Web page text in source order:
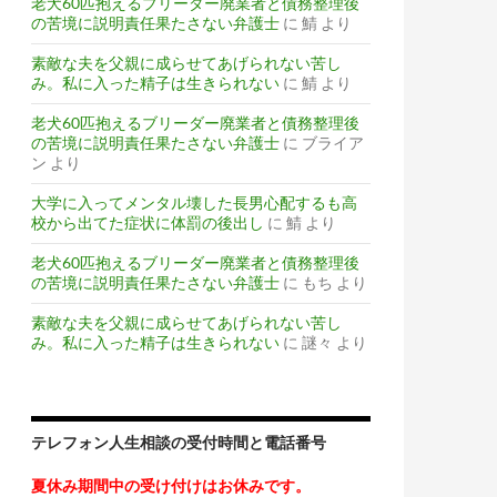
の苦境に説明責任果たさない弁護士 に 鯖 より
素敵な夫を父親に成らせてあげられない苦し
み。私に入った精子は生きられない に 鯖 より
老犬60匹抱えるブリーダー廃業者と債務整理後
の苦境に説明責任果たさない弁護士 に ブライア
ン より
大学に入ってメンタル壊した長男心配するも高
校から出てた症状に体罰の後出し に 鯖 より
老犬60匹抱えるブリーダー廃業者と債務整理後
の苦境に説明責任果たさない弁護士 に もち より
素敵な夫を父親に成らせてあげられない苦し
み。私に入った精子は生きられない に 謎々 より
テレフォン人生相談の受付時間と電話番号
夏休み期間中の受け付けはお休みです。